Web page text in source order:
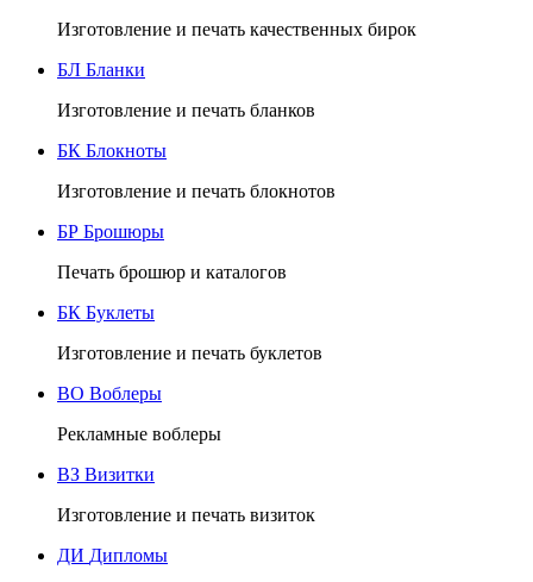
Изготовление и печать качественных бирок
БЛ Бланки
Изготовление и печать бланков
БК Блокноты
Изготовление и печать блокнотов
БР Брошюры
Печать брошюр и каталогов
БК Буклеты
Изготовление и печать буклетов
ВО Воблеры
Рекламные воблеры
ВЗ Визитки
Изготовление и печать визиток
ДИ Дипломы